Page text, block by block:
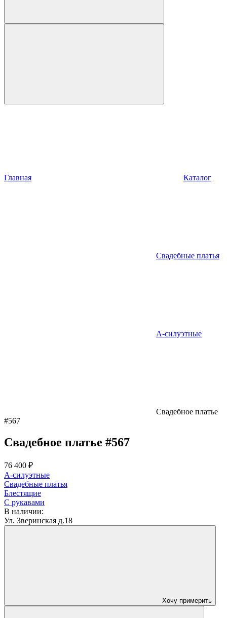
Главная Каталог
Свадебные платья
А-силуэтные
Свадебное платье
#567
Свадебное платье #567
76 400 ₽
А-силуэтные
Свадебные платья
Блестящие
С рукавами
В наличии:
Ул. Зверинская д.18
Хочу примерить